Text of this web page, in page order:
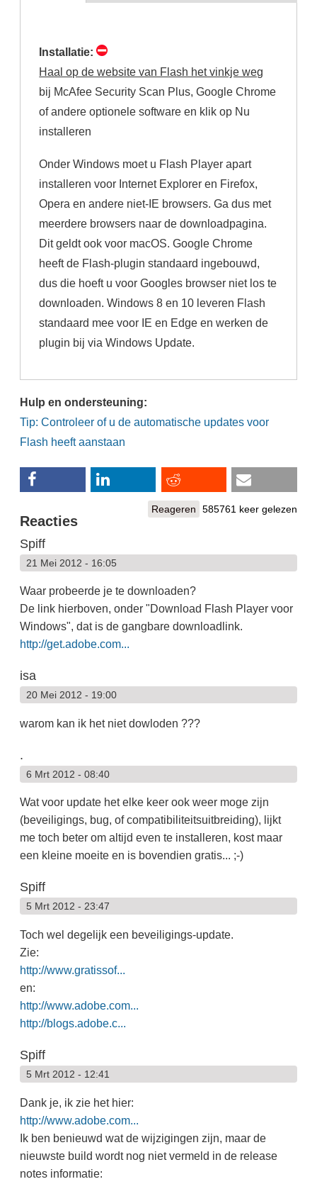
Installatie:
Haal op de website van Flash het vinkje weg
bij McAfee Security Scan Plus, Google Chrome
of andere optionele software en klik op Nu
installeren
Onder Windows moet u Flash Player apart
installeren voor Internet Explorer en Firefox,
Opera en andere niet-IE browsers. Ga dus met
meerdere browsers naar de downloadpagina.
Dit geldt ook voor macOS. Google Chrome
heeft de Flash-plugin standaard ingebouwd,
dus die hoeft u voor Googles browser niet los te
downloaden. Windows 8 en 10 leveren Flash
standaard mee voor IE en Edge en werken de
plugin bij via Windows Update.
Hulp en ondersteuning:
Tip: Controleer of u de automatische updates voor
Flash heeft aanstaan
Reageren 585761 keer gelezen
Reacties
Spiff
21 Mei 2012 - 16:05
Waar probeerde je te downloaden?
De link hierboven, onder "Download Flash Player voor
Windows", dat is de gangbare downloadlink.
http://get.adobe.com...
isa
20 Mei 2012 - 19:00
warom kan ik het niet dowloden ???
.
6 Mrt 2012 - 08:40
Wat voor update het elke keer ook weer moge zijn
(beveiligings, bug, of compatibiliteitsuitbreiding), lijkt
me toch beter om altijd even te installeren, kost maar
een kleine moeite en is bovendien gratis... ;-)
Spiff
5 Mrt 2012 - 23:47
Toch wel degelijk een beveiligings-update.
Zie:
http://www.gratissof...
en:
http://www.adobe.com...
http://blogs.adobe.c...
Spiff
5 Mrt 2012 - 12:41
Dank je, ik zie het hier:
http://www.adobe.com...
Ik ben benieuwd wat de wijzigingen zijn, maar de
nieuwste build wordt nog niet vermeld in de release
notes informatie: